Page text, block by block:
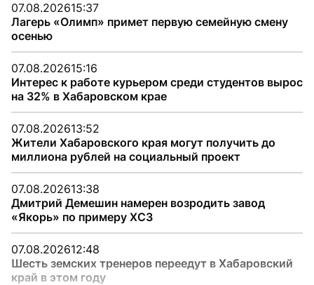
07.08.202615:37
Лагерь «Олимп» примет первую семейную смену
осенью
07.08.202615:16
Интерес к работе курьером среди студентов вырос
на 32% в Хабаровском крае
07.08.202613:52
Жители Хабаровского края могут получить до
миллиона рублей на социальный проект
07.08.202613:38
Дмитрий Демешин намерен возродить завод
«Якорь» по примеру ХСЗ
07.08.202612:48
Шесть земских тренеров переедут в Хабаровский
край в этом году